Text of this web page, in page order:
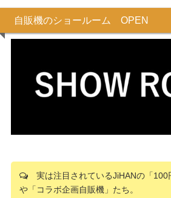
自販機のショールーム OPEN
実は注目されているJiHANの「100
や「コラボ企画自販機」たち。